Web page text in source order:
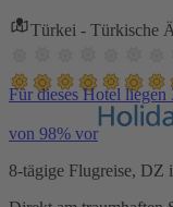
Türkei - Türkische
Für dieses Hotel
von 98% vor
8-tägige Flugreise, DZ